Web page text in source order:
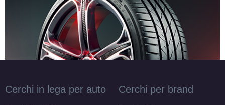
Cerchi in lega per auto Cerchi per brand